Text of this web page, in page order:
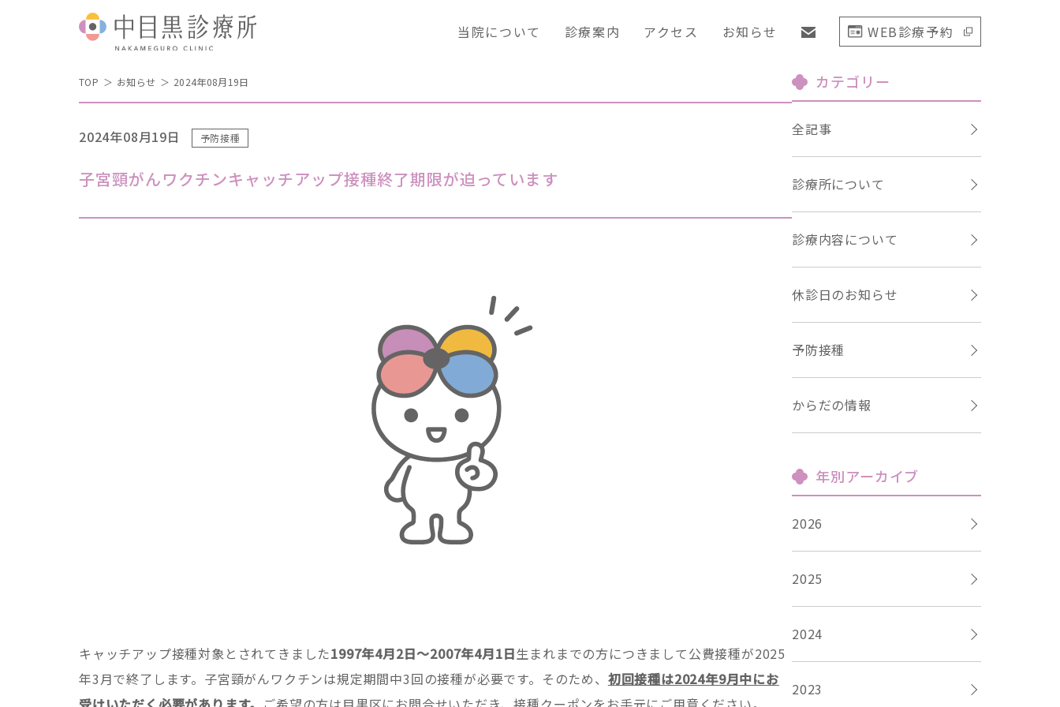
当院について 診療案内 アクセス お知らせ WEB診療予約
TOP お知らせ 2024年08月19日
2024年08月19日 予防接種
子宮頸がんワクチンキャッチアップ接種終了期限が迫っています
キャッチアップ接種対象とされてきました1997年4月2日～2007年4月1日生まれまでの方につきまして公費接種が2025
年3月で終了します。子宮頸がんワクチンは規定期間中3回の接種が必要です。そのため、 初回接種は2024年9月中にお
カテゴリー
全記事
診療所について
診療内容について
休診日のお知らせ
予防接種
からだの情報
年別アーカイブ
2026
2025
2024
2023